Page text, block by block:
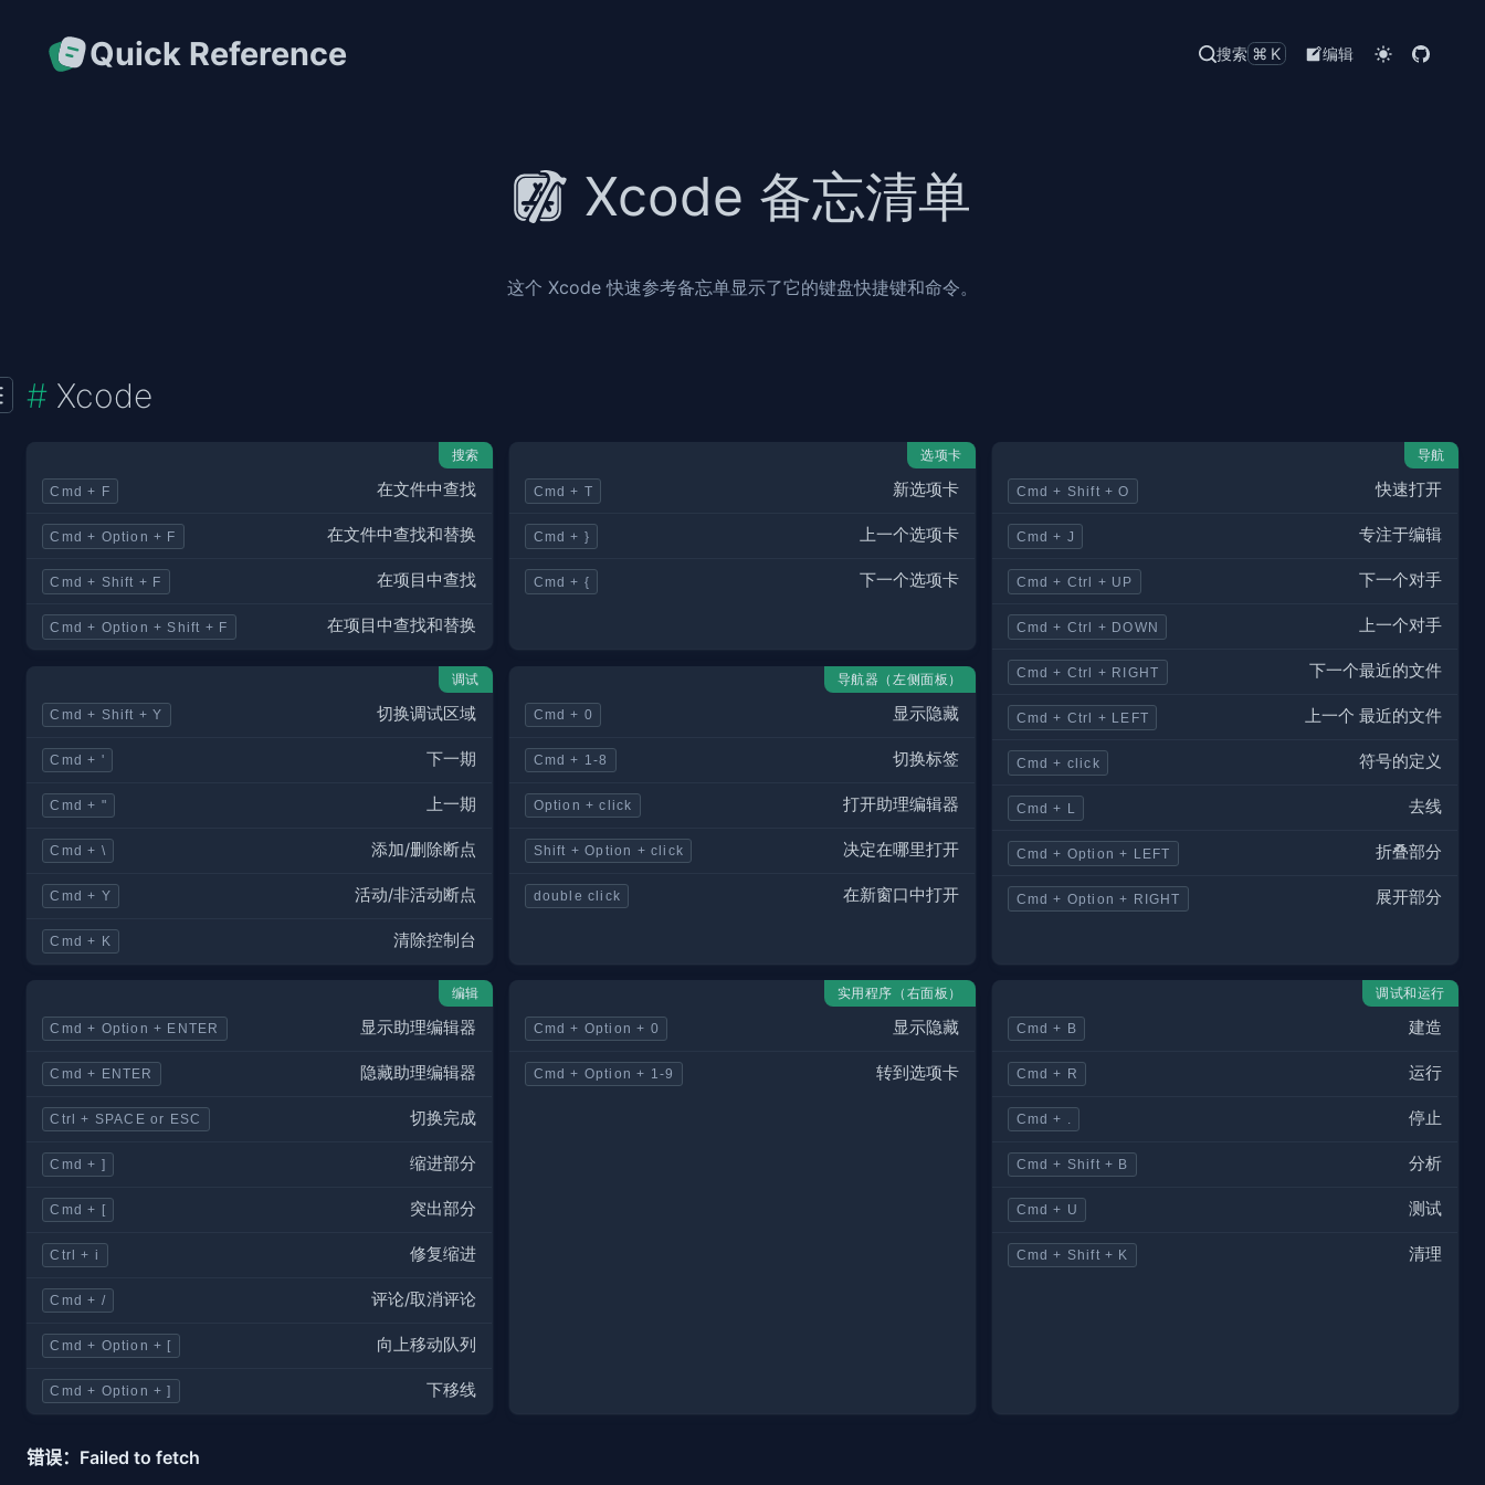
Quick Reference 搜索 ⌘K 编辑
Xcode 备忘清单
这个 Xcode 快速参考备忘单显示了它的键盘快捷键和命令。
Xcode
搜索
Cmd + F 在文件中查找
Cmd + Option + F 在文件中查找和替换
Cmd + Shift + F 在项目中查找
Cmd + Option + Shift + F 在项目中查找和替换
选项卡
Cmd + T 新选项卡
Cmd + } 上一个选项卡
Cmd + { 下一个选项卡
导航
Cmd + Shift + O 快速打开
Cmd + J 专注于编辑
Cmd + Ctrl + UP 下一个对手
Cmd + Ctrl + DOWN 上一个对手
Cmd + Ctrl + RIGHT 下一个最近的文件
Cmd + Ctrl + LEFT 上一个 最近的文件
Cmd + click 符号的定义
Cmd + L 去线
Cmd + Option + LEFT 折叠部分
Cmd + Option + RIGHT 展开部分
调试
Cmd + Shift + Y 切换调试区域
Cmd + ' 下一期
Cmd + " 上一期
Cmd + \ 添加/删除断点
Cmd + Y 活动/非活动断点
Cmd + K 清除控制台
导航器（左侧面板）
Cmd + 0 显示隐藏
Cmd + 1-8 切换标签
Option + click 打开助理编辑器
Shift + Option + click 决定在哪里打开
double click 在新窗口中打开
编辑
Cmd + Option + ENTER 显示助理编辑器
Cmd + ENTER 隐藏助理编辑器
Ctrl + SPACE or ESC 切换完成
Cmd + ] 缩进部分
Cmd + [ 突出部分
Ctrl + i 修复缩进
Cmd + / 评论/取消评论
Cmd + Option + [ 向上移动队列
Cmd + Option + ] 下移线
实用程序（右面板）
Cmd + Option + 0 显示隐藏
Cmd + Option + 1-9 转到选项卡
调试和运行
Cmd + B 建造
Cmd + R 运行
Cmd + . 停止
Cmd + Shift + B 分析
Cmd + U 测试
Cmd + Shift + K 清理